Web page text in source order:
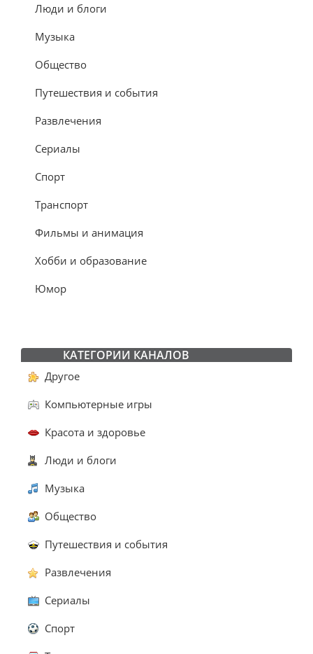
Люди и блоги
Музыка
Общество
Путешествия и события
Развлечения
Сериалы
Спорт
Транспорт
Фильмы и анимация
Хобби и образование
Юмор
КАТЕГОРИИ КАНАЛОВ
Другое
Компьютерные игры
Красота и здоровье
Люди и блоги
Музыка
Общество
Путешествия и события
Развлечения
Сериалы
Спорт